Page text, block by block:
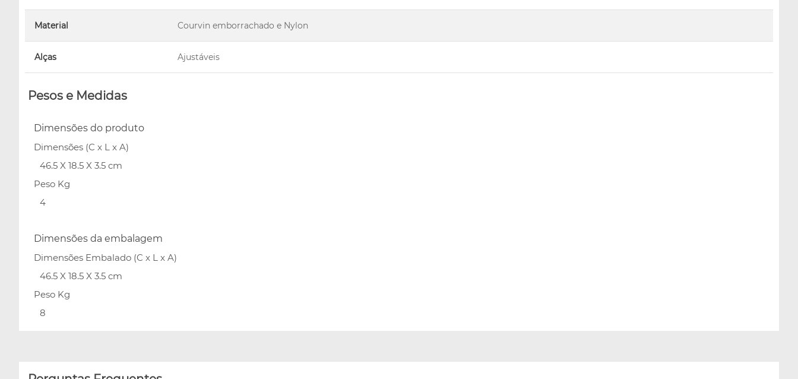
Material Courvin emborrachado e Nylon
Alças Ajustáveis
Pesos e Medidas
Dimensões do produto
Dimensões (C x L x A)
46.5 X 18.5 X 3.5 cm
Peso Kg
4
Dimensões da embalagem
Dimensões Embalado (C x L x A)
46.5 X 18.5 X 3.5 cm
Peso Kg
8